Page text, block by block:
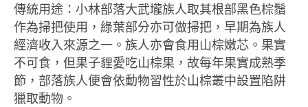
風味飲食
歌舞文化
歡迎來部落
旅遊資訊
傳統用途：小林部落大武壠族人取其根部黑色棕鬚
作為掃把使用，綠葉部分亦可做掃把，早期為族人
經濟收入來源之一。族人亦會食用山棕嫩芯。果實
不可食，但果子貍愛吃山棕果，故每年果實成熟季
節，部落族人便會依動物習性於山棕叢中設置陷阱
獵取動物。